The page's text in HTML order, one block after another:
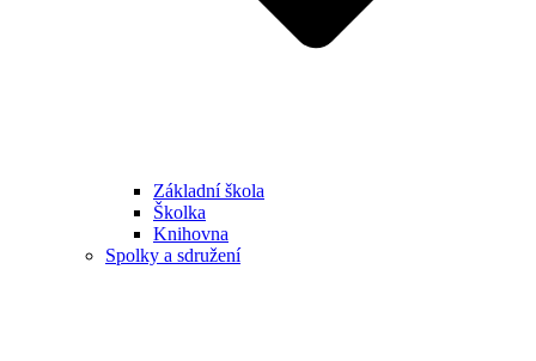
Základní škola
Školka
Knihovna
Spolky a sdružení